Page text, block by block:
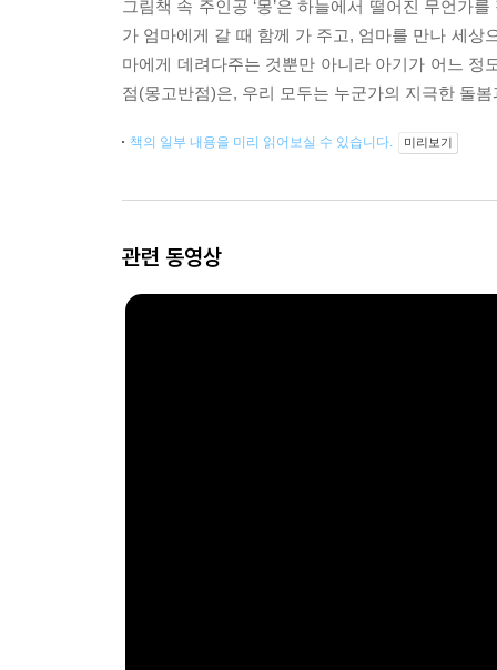
그림책 속 주인공 ‘몽’은 하늘에서 떨어진 무언가
가 엄마에게 갈 때 함께 가 주고, 엄마를 만나 세상
마에게 데려다주는 것뿐만 아니라 아기가 어느
점(몽고반점)은, 우리 모두는 누군가의 지극한 돌
책의 일부 내용을 미리 읽어보실 수 있습니다. 미리보기
관련 동영상